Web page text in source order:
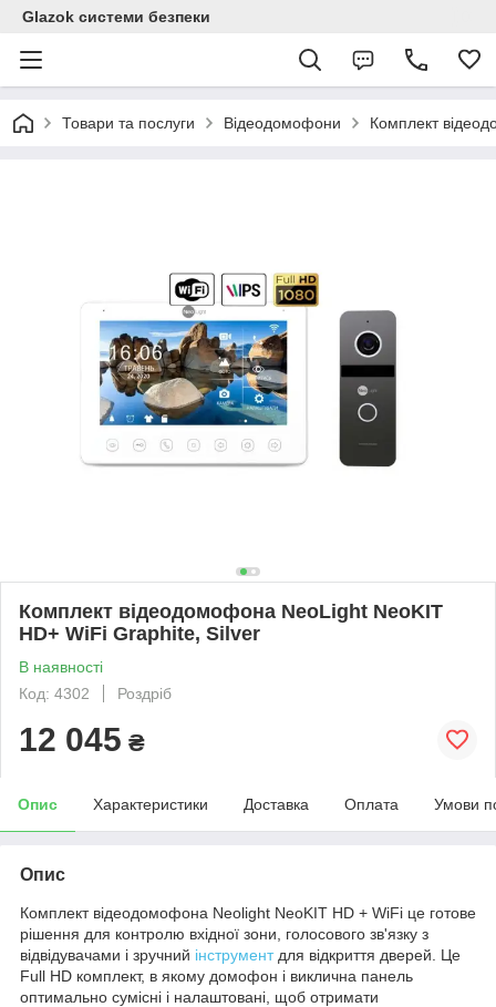
Glazok системи безпеки
Товари та послуги Відеодомофони Комплект
Комплект відеодомофона NeoLight NeoKIT
HD+ WiFi Graphite, Silver
В наявності
Код: 4302
Роздріб
12 045 ₴
Опис Характеристики Доставка Оплата Умови
Опис
Комплект відеодомофона Neolight NeoKIT HD + WiFi це готове
рішення для контролю вхідної зони, голосового зв'язку з
відвідувачами і зручний інструментдля відкриття дверей. Це
Full HD комплект, в якому домофон і виклична панель
оптимально сумісні і налаштовані, щоб отримати